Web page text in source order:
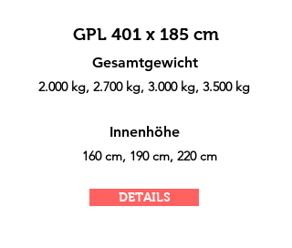
GPL 401 x 185 cm
Gesamtgewicht
2.000 kg, 2.700 kg, 3.000 kg, 3.500 kg
Innenhöhe
160 cm, 190 cm, 220 cm
DETAILS